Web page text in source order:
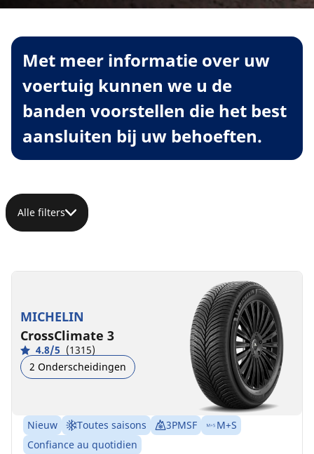
Met meer informatie over uw
voertuig kunnen we u de
banden voorstellen die het best
aansluiten bij uw behoeften.
Alle filters
MICHELIN
CrossClimate 3
4.8/5 (1315)
2 Onderscheidingen
Nieuw Toutes saisons 3PMSF
M+S
Confiance au quotidien